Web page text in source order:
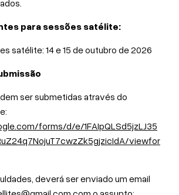
para sessões satélite:
satélite: 14 e 15 de outubro de 2026
ser submetidas através do
forms/d/e/1FAIpQLSd5jzLJ35
viewfor
deverá ser enviado um email